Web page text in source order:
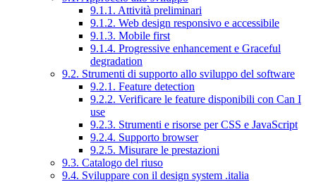
9.1.1. Attività preliminari
9.1.2. Web design responsivo e accessibile
9.1.3. Mobile first
9.1.4. Progressive enhancement e Graceful
degradation
9.2. Strumenti di supporto allo sviluppo del software
9.2.1. Feature detection
9.2.2. Verificare le feature disponibili con Can I
use
9.2.3. Strumenti e risorse per CSS e JavaScript
9.2.4. Supporto browser
9.2.5. Misurare le prestazioni
9.3. Catalogo del riuso
9.4. Sviluppare con il design system .italia